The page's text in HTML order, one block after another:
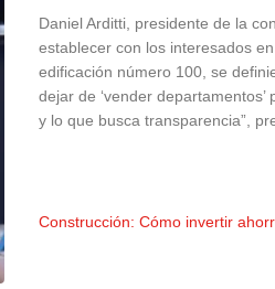
Daniel Arditti, presidente de la
establecer con los interesados
edificación número 100, se
dejar de ‘vender
y lo que busca transparencia”,
Construcción: Cómo invertir